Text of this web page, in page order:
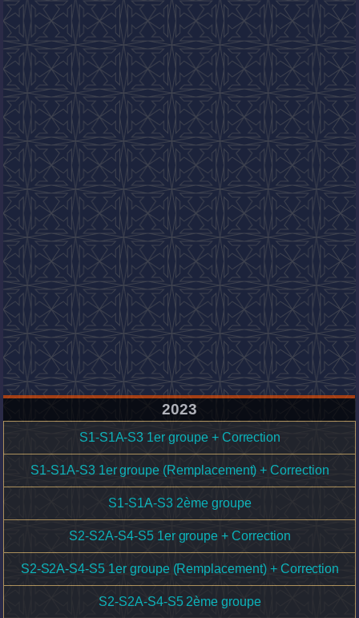
2023
S1-S1A-S3 1er groupe + Correction
S1-S1A-S3 1er groupe (Remplacement) + Correction
S1-S1A-S3 2ème groupe
S2-S2A-S4-S5 1er groupe + Correction
S2-S2A-S4-S5 1er groupe (Remplacement) + Correction
S2-S2A-S4-S5 2ème groupe